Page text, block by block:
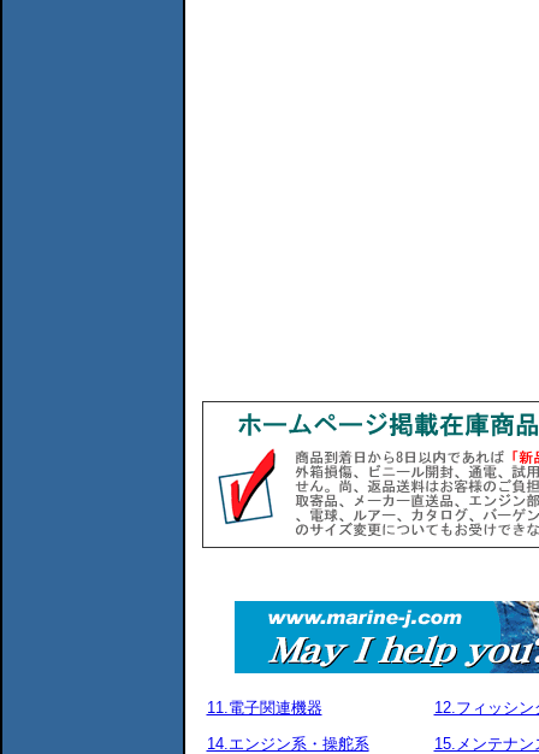
11.電子関連機器
12.フィッシン
14.エンジン系・操舵系
15.メンテナン